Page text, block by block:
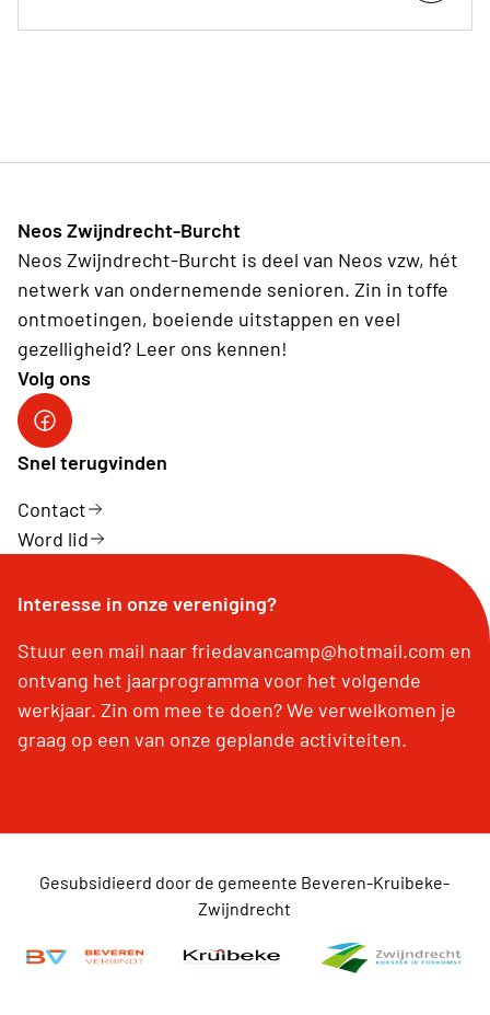
Neos Zwijndrecht-Burcht
Neos Zwijndrecht-Burcht is deel van Neos vzw, hét
netwerk van ondernemende senioren. Zin in toffe
ontmoetingen, boeiende uitstappen en veel
gezelligheid? Leer ons kennen!
Volg ons
facebook site
Snel terugvinden
Contact
Word lid
Interesse in onze vereniging?
Stuur een mail naar friedavancamp@hotmail.com en
ontvang het jaarprogramma voor het volgende
werkjaar. Zin om mee te doen? We verwelkomen je
graag op een van onze geplande activiteiten.
Gesubsidieerd door de gemeente Beveren-Kruibeke-
Zwijndrecht